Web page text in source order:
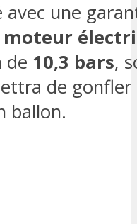
avec une
moteur
de 10,3 bars,
de
ballon.